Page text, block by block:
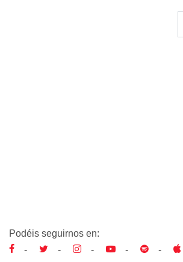
Podéis seguirnos en:
-
- - - -